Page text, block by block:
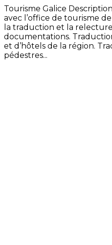
Tourisme Galice
avec l’office de tourisme
la traduction et la
documentations.
et d’hôtels de la région.
pédestres...